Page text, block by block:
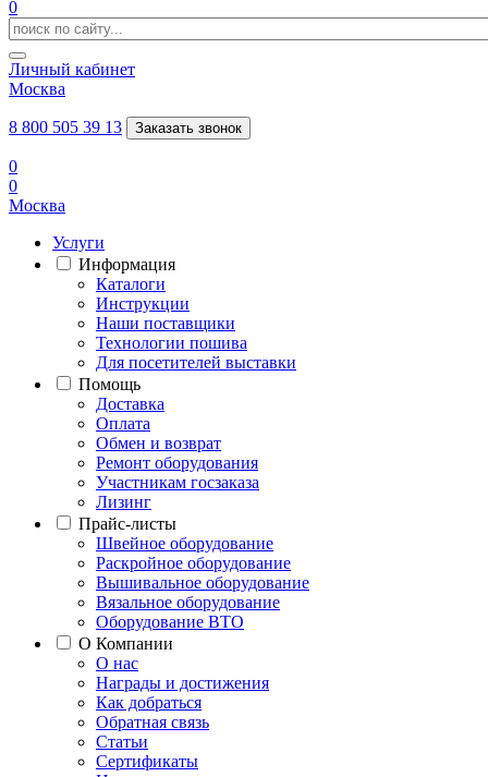
0
Личный кабинет
Москва
8 800 505 39 13 Заказать звонок
0
0
Москва
Услуги
Информация
Каталоги
Инструкции
Наши поставщики
Технологии пошива
Для посетителей выставки
Помощь
Доставка
Оплата
Обмен и возврат
Ремонт оборудования
Участникам госзаказа
Лизинг
Прайс-листы
Швейное оборудование
Раскройное оборудование
Вышивальное оборудование
Вязальное оборудование
Оборудование ВТО
О Компании
О нас
Награды и достижения
Как добраться
Обратная связь
Статьи
Сертификаты